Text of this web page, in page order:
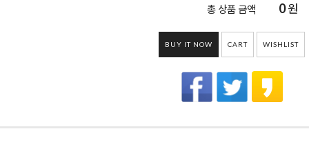
총 상품 금액 0원
BUY IT NOW CART WISHLIST